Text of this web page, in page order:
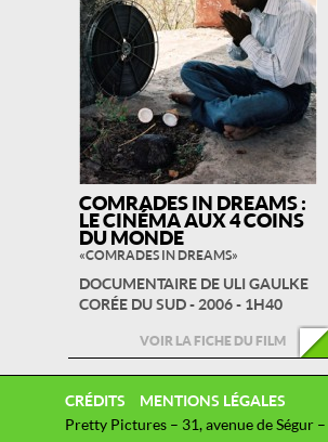
COMRADES IN DREAMS :
LE CINÉMA AUX 4 COINS
DU MONDE
« COMRADES IN DREAMS »
DOCUMENTAIRE DE ULI GAULKE
CORÉE DU SUD - 2006 - 1H40
VOIR LA FICHE DU FILM
CRÉDITS
MENTIONS LÉGALES
Pretty Pictures – 31, avenue de Ségur